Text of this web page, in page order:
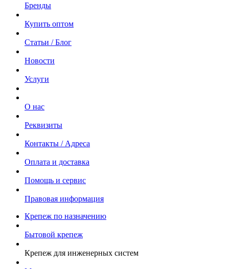
Бренды
Купить оптом
Статьи / Блог
Новости
Услуги
О нас
Реквизиты
Контакты / Адреса
Оплата и доставка
Помощь и сервис
Правовая информация
Крепеж по назначению
Бытовой крепеж
Крепеж для инженерных систем